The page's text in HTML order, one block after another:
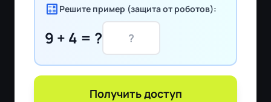
calculate Решите пример (защита от роботов):
9 + 4 = ?
Получить доступ